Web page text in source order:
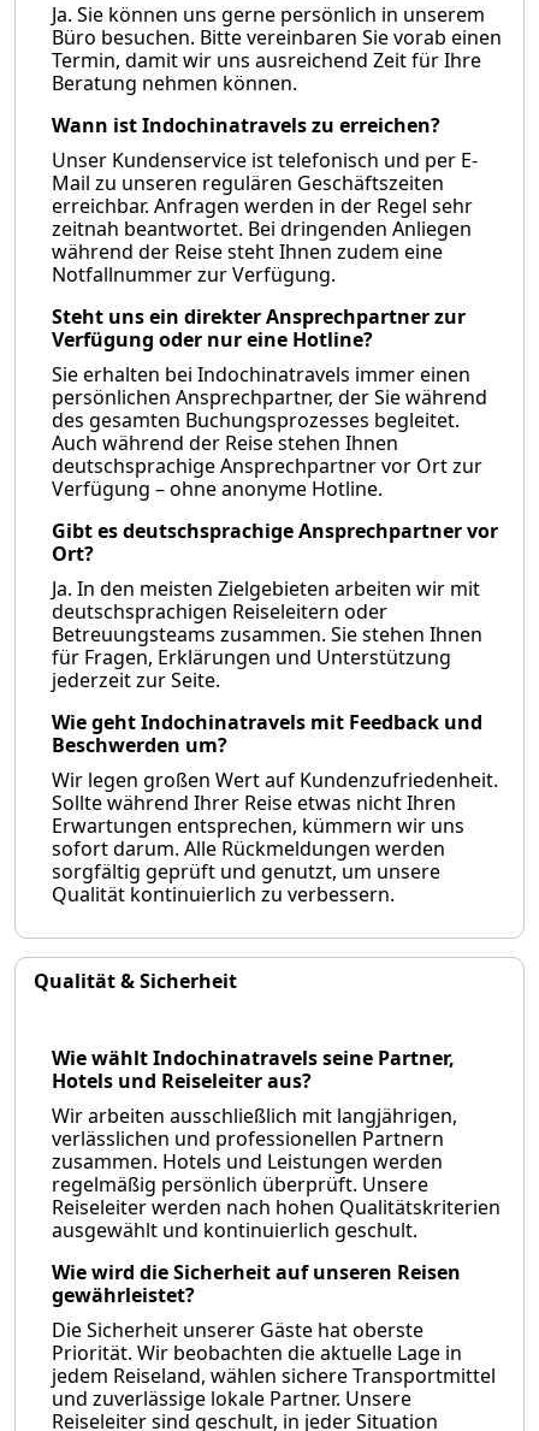
Ja. Sie können uns gerne persönlich in unserem
Büro besuchen. Bitte vereinbaren Sie vorab einen
Termin, damit wir uns ausreichend Zeit für Ihre
Beratung nehmen können.
Wann ist Indochinatravels zu erreichen?
Unser Kundenservice ist telefonisch und per E-
Mail zu unseren regulären Geschäftszeiten
erreichbar. Anfragen werden in der Regel sehr
zeitnah beantwortet. Bei dringenden Anliegen
während der Reise steht Ihnen zudem eine
Notfallnummer zur Verfügung.
Steht uns ein direkter Ansprechpartner zur
Verfügung oder nur eine Hotline?
Sie erhalten bei Indochinatravels immer einen
persönlichen Ansprechpartner, der Sie während
des gesamten Buchungsprozesses begleitet.
Auch während der Reise stehen Ihnen
deutschsprachige Ansprechpartner vor Ort zur
Verfügung – ohne anonyme Hotline.
Gibt es deutschsprachige Ansprechpartner vor
Ort?
Ja. In den meisten Zielgebieten arbeiten wir mit
deutschsprachigen Reiseleitern oder
Betreuungsteams zusammen. Sie stehen Ihnen
für Fragen, Erklärungen und Unterstützung
jederzeit zur Seite.
Wie geht Indochinatravels mit Feedback und
Beschwerden um?
Wir legen großen Wert auf Kundenzufriedenheit.
Sollte während Ihrer Reise etwas nicht Ihren
Erwartungen entsprechen, kümmern wir uns
sofort darum. Alle Rückmeldungen werden
sorgfältig geprüft und genutzt, um unsere
Qualität kontinuierlich zu verbessern.
Qualität & Sicherheit
Wie wählt Indochinatravels seine Partner,
Hotels und Reiseleiter aus?
Wir arbeiten ausschließlich mit langjährigen,
verlässlichen und professionellen Partnern
zusammen. Hotels und Leistungen werden
regelmäßig persönlich überprüft. Unsere
Reiseleiter werden nach hohen Qualitätskriterien
ausgewählt und kontinuierlich geschult.
Wie wird die Sicherheit auf unseren Reisen
gewährleistet?
Die Sicherheit unserer Gäste hat oberste
Priorität. Wir beobachten die aktuelle Lage in
jedem Reiseland, wählen sichere Transportmittel
und zuverlässige lokale Partner. Unsere
Reiseleiter sind geschult, in jeder Situation